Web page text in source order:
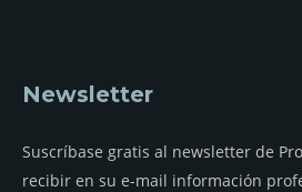
Newsletter
Suscríbase gratis al newsletter de
recibir en su e-mail información